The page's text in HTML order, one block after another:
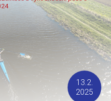
13.2.
2025